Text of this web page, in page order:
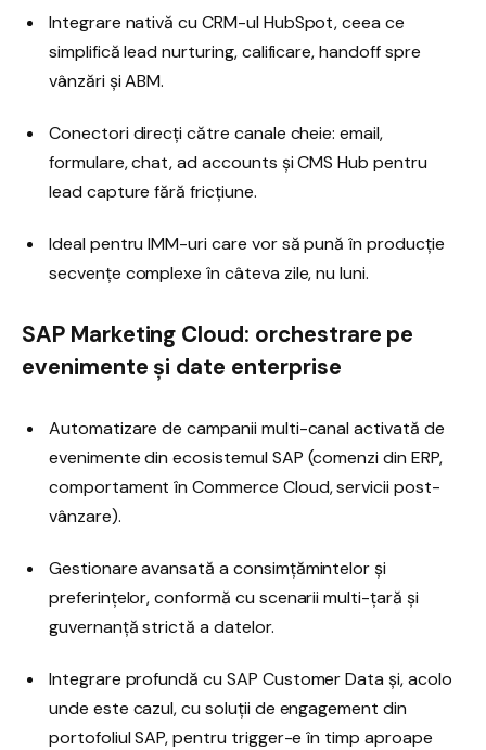
Integrare nativă cu CRM-ul HubSpot, ceea ce
simplifică lead nurturing, calificare, handoff spre
vânzări și ABM.
Conectori direcți către canale cheie: email,
formulare, chat, ad accounts și CMS Hub pentru
lead capture fără fricțiune.
Ideal pentru IMM-uri care vor să pună în producție
secvențe complexe în câteva zile, nu luni.
SAP Marketing Cloud: orchestrare pe
evenimente și date enterprise
Automatizare de campanii multi-canal activată de
evenimente din ecosistemul SAP (comenzi din ERP,
comportament în Commerce Cloud, servicii post-
vânzare).
Gestionare avansată a consimțămintelor și
preferințelor, conformă cu scenarii multi-țară și
guvernanță strictă a datelor.
Integrare profundă cu SAP Customer Data și, acolo
unde este cazul, cu soluții de engagement din
portofoliul SAP, pentru trigger-e în timp aproape